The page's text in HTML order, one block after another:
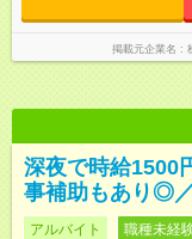
掲載元企業名
深夜で時給1500
事補助もあり◎
アルバイト 職種未経